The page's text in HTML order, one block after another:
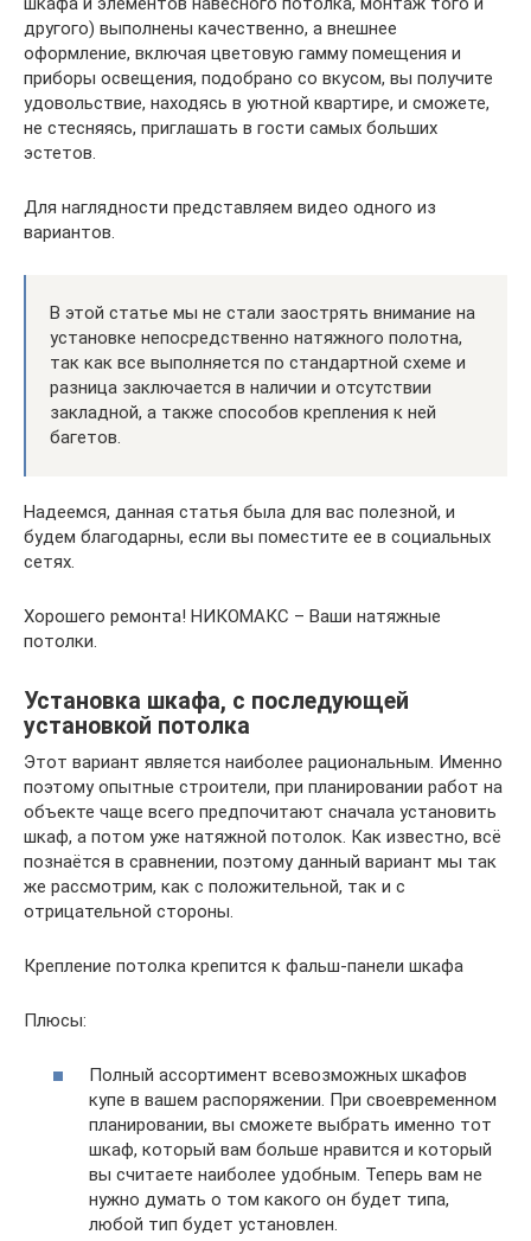
другого) выполнены качественно, а внешнее
оформление, включая цветовую гамму помещения и
приборы освещения, подобрано со вкусом, вы получите
удовольствие, находясь в уютной квартире, и сможете,
не стесняясь, приглашать в гости самых больших
эстетов.
Для наглядности представляем видео одного из
вариантов.
В этой статье мы не стали заострять внимание на
установке непосредственно натяжного полотна,
так как все выполняется по стандартной схеме и
разница заключается в наличии и отсутствии
закладной, а также способов крепления к ней
багетов.
Надеемся, данная статья была для вас полезной, и
будем благодарны, если вы поместите ее в социальных
сетях.
Хорошего ремонта! НИКОМАКС – Ваши натяжные
потолки.
Установка шкафа, с последующей
установкой потолка
Этот вариант является наиболее рациональным. Именно
поэтому опытные строители, при планировании работ на
объекте чаще всего предпочитают сначала установить
шкаф, а потом уже натяжной потолок. Как известно, всё
познаётся в сравнении, поэтому данный вариант мы так
же рассмотрим, как с положительной, так и с
отрицательной стороны.
Крепление потолка крепится к фальш-панели шкафа
Плюсы:
Полный ассортимент всевозможных шкафов
купе в вашем распоряжении. При своевременном
планировании, вы сможете выбрать именно тот
шкаф, который вам больше нравится и который
вы считаете наиболее удобным. Теперь вам не
нужно думать о том какого он будет типа,
любой тип будет установлен.